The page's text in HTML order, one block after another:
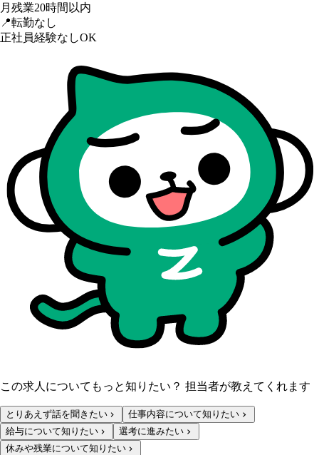
月残業20時間以内
📍転勤なし
正社員経験なしOK
この求人についてもっと知りたい？ 担当者が教えてくれます
とりあえず話を聞きたい
仕事内容について知りたい
給与について知りたい
選考に進みたい
休みや残業について知りたい